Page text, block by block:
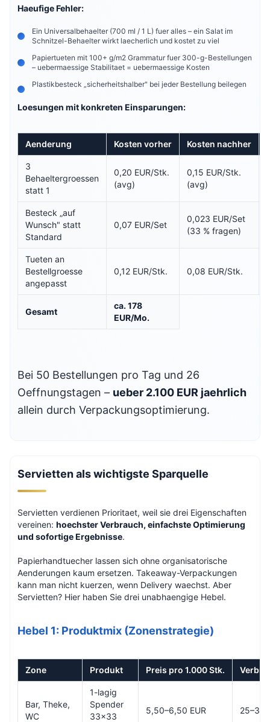
Haeufige Fehler:
Ein Universalbehaelter (700 ml / 1 L) fuer alles – ein Salat im
Schnitzel-Behaelter wirkt laecherlich und kostet zu viel
Papiertueten mit 100+ g/m2 Grammatur fuer 300-g-Bestellungen
– uebermaessige Stabilitaet = uebermaessige Kosten
Plastikbesteck „sicherheitshalber" bei jeder Bestellung beilegen
Loesungen mit konkreten Einsparungen:
Aenderung Kosten vorher Kosten nachher
3
Behaeltergroessen
statt 1
0,20 EUR/Stk.
(avg)
0,15 EUR/Stk.
(avg)
Besteck „auf
Wunsch" statt
Standard
0,07 EUR/Set
0,023 EUR/Set
(33 % fragen)
Tueten an
Bestellgroesse
angepasst
0,12 EUR/Stk. 0,08 EUR/Stk.
Gesamt
ca. 178
EUR/Mo.
Bei 50 Bestellungen pro Tag und 26
Oeffnungstagen – ueber 2.100 EUR jaehrlich
allein durch Verpackungsoptimierung.
Servietten als wichtigste Sparquelle
Servietten verdienen Prioritaet, weil sie drei Eigenschaften
vereinen: hoechster Verbrauch, einfachste Optimierung
und sofortige Ergebnisse.
Papierhandtuecher lassen sich ohne organisatorische
Aenderungen kaum ersetzen. Takeaway-Verpackungen
kann man nicht kuerzen, wenn Delivery waechst. Aber
Servietten? Hier haben Sie drei unabhaengige Hebel.
Hebel 1: Produktmix (Zonenstrategie)
Zone Produkt Preis pro 1.000 Stk.
Bar, Theke,
WC
1-lagig
Spender
33x33
5,50–6,50 EUR 25–30